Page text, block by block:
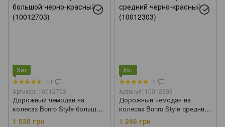
Хит
11
Артикул: 10012703
Дорожный чемодан на
колесах Bonro Style большой
черно-красный (10012703)
1 538 грн
Хит
4
Артикул: 10012303
Дорожный чемодан на
колесах Bonro Style средний
черно-красный (10012303)
1 246 грн